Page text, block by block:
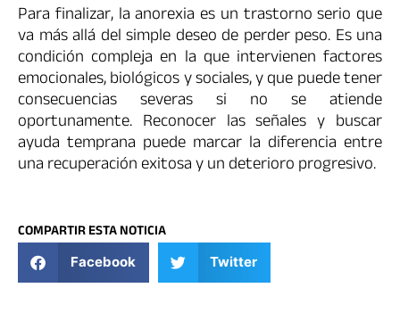
Para finalizar, la anorexia es un trastorno serio que
va más allá del simple deseo de perder peso. Es una
condición compleja en la que intervienen factores
emocionales, biológicos y sociales, y que puede tener
consecuencias severas si no se atiende
oportunamente. Reconocer las señales y buscar
ayuda temprana puede marcar la diferencia entre
una recuperación exitosa y un deterioro progresivo.
COMPARTIR ESTA NOTICIA
Facebook Twitter